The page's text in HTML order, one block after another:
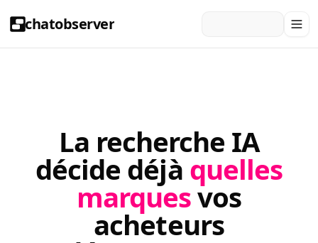
chatobserver
La recherche IA
décide déjà quelles
marquesvos
acheteurs